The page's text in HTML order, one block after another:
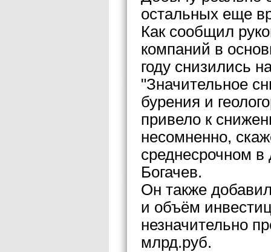
остальных еще
Как сообщил
компаний в
году снизились
"Значительное
бурения и
привело к
несомненно,
среднесрочном
Богачев.
Он также
и объём
незначительно
млрд.руб.